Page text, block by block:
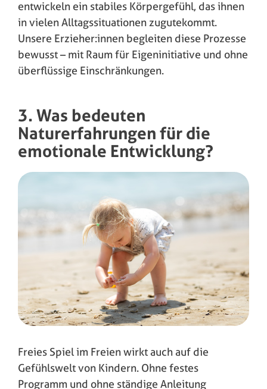
entwickeln ein stabiles Körpergefühl, das ihnen
in vielen Alltagssituationen zugutekommt.
Unsere Erzieher:innen begleiten diese Prozesse
bewusst – mit Raum für Eigeninitiative und ohne
überflüssige Einschränkungen.
3. Was bedeuten
Naturerfahrungen für die
emotionale Entwicklung?
Freies Spiel im Freien wirkt auch auf die
Gefühlswelt von Kindern. Ohne festes
Programm und ohne ständige Anleitung